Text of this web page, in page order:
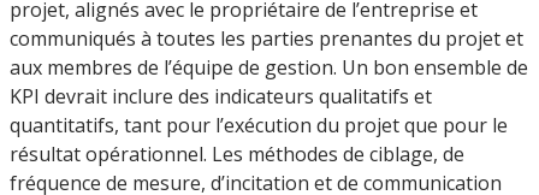
projet, alignés avec le propriétaire de l’entreprise et
communiqués à toutes les parties prenantes du projet et
aux membres de l’équipe de gestion. Un bon ensemble de
KPI devrait inclure des indicateurs qualitatifs et
quantitatifs, tant pour l’exécution du projet que pour le
résultat opérationnel. Les méthodes de ciblage, de
fréquence de mesure, d’incitation et de communication